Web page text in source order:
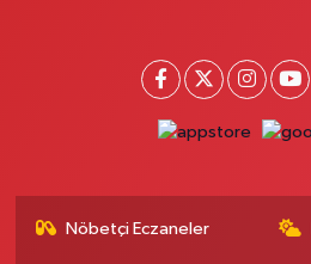
0 (212) 924 95 90 Yol Tarifi Al
Doğapark Eczanesi
Nöbetçi Eczaneler